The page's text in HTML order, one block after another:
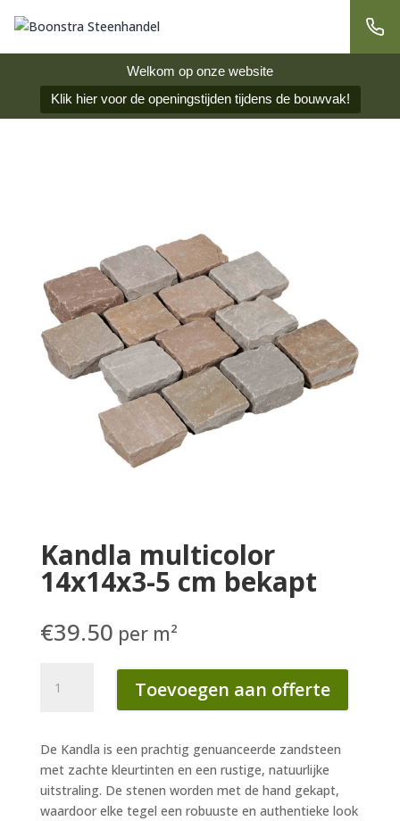
Welkom op onze website
Klik hier voor de openingstijden tijdens de bouwvak!
Kandla multicolor
14x14x3-5 cm bekapt
€39.50 per m²
multicolor
cm
bekapt
aantal
Toevoegen aan offerte
De Kandla is een prachtig genuanceerde zandsteen
met zachte kleurtinten en een rustige, natuurlijke
uitstraling. De stenen worden met de hand gekapt,
waardoor elke tegel een robuuste en authentieke look